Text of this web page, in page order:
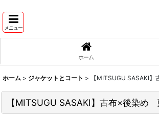
メニュー
ホーム
ホーム > ジャケットとコート > 【MITSUGU SASAKI
【MITSUGU SASAKI】古布×後染め